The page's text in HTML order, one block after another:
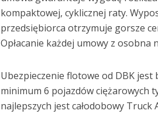
kompaktowej, cyklicznej raty.
przedsiębiorca otrzymuje gorsze
Opłacanie każdej umowy z
Ubezpieczenie flotowe od DBK
minimum 6 pojazdów ciężarowych
najlepszych jest całodobowy